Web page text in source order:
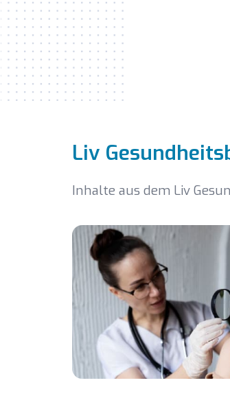
Liv
Inhalte aus dem Liv